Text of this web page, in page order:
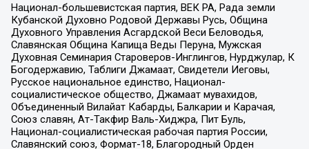
Национал-большевистская партия, ВЕК РА, Рада земли
Кубанской Духовно Родовой Державы Русь, Община
Духовного Управления Асгардской Веси Беловодья,
Славянская Община Капища Веды Перуна, Мужская
Духовная Семинария Староверов-Инглингов, Нурджулар, К
Богодержавию, Таблиги Джамаат, Свидетели Иеговы,
Русское национальное единство, Национал-
социалистическое общество, Джамаат мувахидов,
Объединенный Вилайат Кабарды, Балкарии и Карачая,
Союз славян, Ат-Такфир Валь-Хиджра, Пит Буль,
Национал-социалистическая рабочая партия России,
Славянский союз, Формат-18, Благородный Орден